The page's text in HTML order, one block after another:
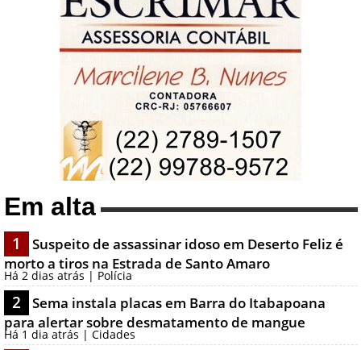
Em alta
1
Suspeito de assassinar idoso em Deserto Feliz é
morto a tiros na Estrada de Santo Amaro
Há 2 dias atrás | Polícia
2
Sema instala placas em Barra do Itabapoana
para alertar sobre desmatamento de mangue
Há 1 dia atrás | Cidades